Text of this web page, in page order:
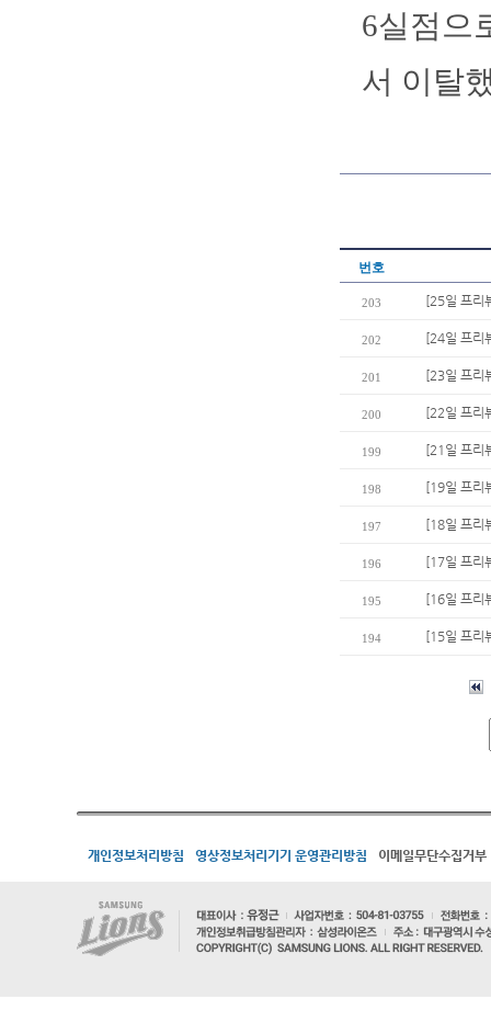
6실점으
서 이탈
번호
203 [25일 프리
202 [24일 프리
201 [23일 프리
200 [22일 프리
199 [21일 프리
198 [19일 프리
197 [18일 프리
196 [17일 프리
195 [16일 프리
194 [15일 프리
개인정보처리방침 영상정보처리기기 운영관리방침 이메일무단수집거부